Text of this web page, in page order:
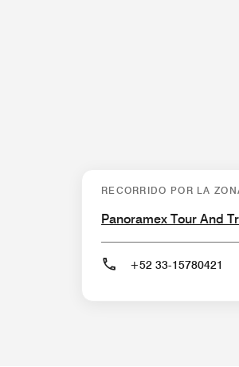
RECORRIDO POR LA
Panoramex Tour And
+52 33-15780421